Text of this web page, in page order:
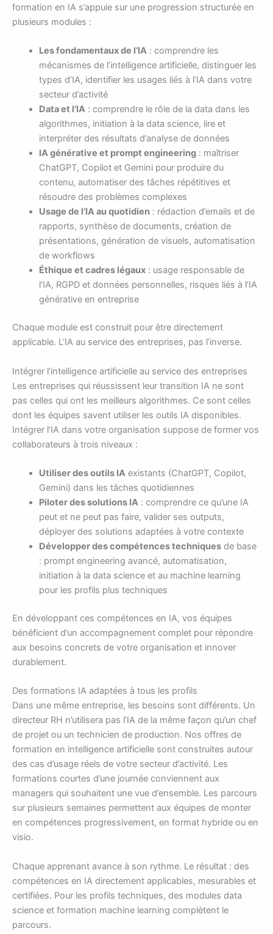
formation en IA s’appuie sur une progression structurée en
plusieurs modules :
Les fondamentaux de l’IA: comprendre les
mécanismes de l’intelligence artificielle, distinguer les
types d’IA, identifier les usages liés à l’IA dans votre
secteur d’activité
Data et l’IA: comprendre le rôle de la data dans les
algorithmes, initiation à la data science, lire et
interpréter des résultats d’analyse de données
IA générative et prompt engineering: maîtriser
ChatGPT, Copilot et Gemini pour produire du
contenu, automatiser des tâches répétitives et
résoudre des problèmes complexes
Usage de l’IA au quotidien: rédaction d’emails et de
rapports, synthèse de documents, création de
présentations, génération de visuels, automatisation
de workflows
Éthique et cadres légaux: usage responsable de
l’IA, RGPD et données personnelles, risques liés à l’IA
générative en entreprise
Chaque module est construit pour être directement
applicable. L’IA au service des entreprises, pas l’inverse.
Intégrer l’intelligence artificielle au service des entreprises
Les entreprises qui réussissent leur transition IA ne sont
pas celles qui ont les meilleurs algorithmes. Ce sont celles
dont les équipes savent utiliser les outils IA disponibles.
Intégrer l’IA dans votre organisation suppose de former vos
collaborateurs à trois niveaux :
Utiliser des outils IAexistants (ChatGPT, Copilot,
Gemini) dans les tâches quotidiennes
Piloter des solutions IA: comprendre ce qu’une IA
peut et ne peut pas faire, valider ses outputs,
déployer des solutions adaptées à votre contexte
Développer des compétences techniquesde base
: prompt engineering avancé, automatisation,
initiation à la data science et au machine learning
pour les profils plus techniques
En développant ces compétences en IA, vos équipes
bénéficient d’un accompagnement complet pour répondre
aux besoins concrets de votre organisation et innover
durablement.
Des formations IA adaptées à tous les profils
Dans une même entreprise, les besoins sont différents. Un
directeur RH n’utilisera pas l’IA de la même façon qu’un chef
de projet ou un technicien de production. Nos offres de
formation en intelligence artificielle sont construites autour
des cas d’usage réels de votre secteur d’activité. Les
formations courtes d’une journée conviennent aux
managers qui souhaitent une vue d’ensemble. Les parcours
sur plusieurs semaines permettent aux équipes de monter
en compétences progressivement, en format hybride ou en
visio.
Chaque apprenant avance à son rythme. Le résultat : des
compétences en IA directement applicables, mesurables et
certifiées. Pour les profils techniques, des modules data
science et formation machine learning complètent le
parcours.